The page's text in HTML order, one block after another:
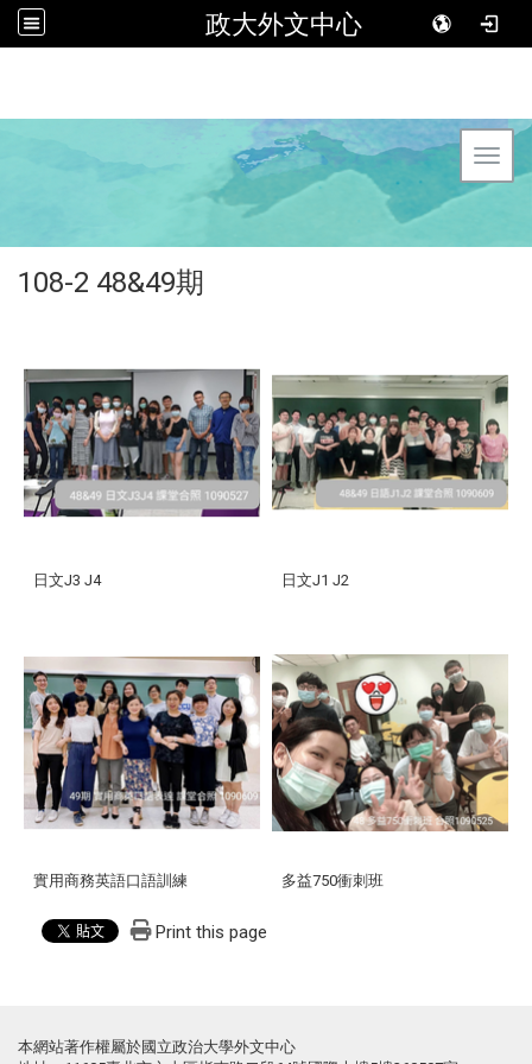
政大外文中心
108-2 48&49期
日文J3 J4 日文J1 J2
實用商務英語口語訓練 多益750衝刺班
Print this page
本網站著作權屬於國立政治大學外文中心